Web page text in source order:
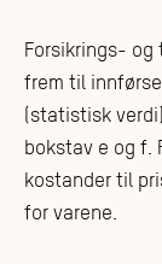
Forsikrings-
frem til
(statistisk
bokstav e og f.
kostander til
for varene.